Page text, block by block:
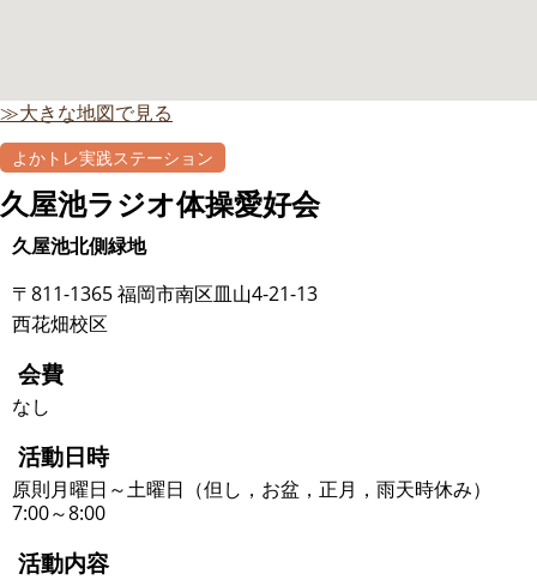
≫大きな地図で見る
よかトレ実践ステーション
久屋池ラジオ体操愛好会
久屋池北側緑地
〒811-1365 福岡市南区皿山4-21-13
西花畑校区
会費
なし
活動日時
原則月曜日～土曜日（但し，お盆，正月，雨天時休み）
7:00～8:00
活動内容